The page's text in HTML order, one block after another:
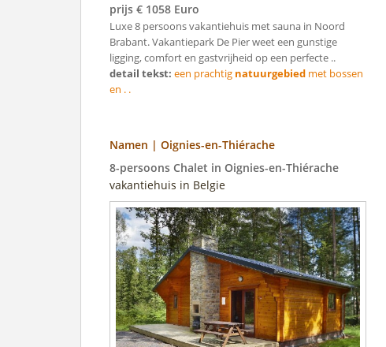
prijs € 1058 Euro
Luxe 8 persoons vakantiehuis met sauna in Noord
Brabant. Vakantiepark De Pier weet een gunstige
ligging, comfort en gastvrijheid op een perfecte ..
detail tekst: een prachtig natuurgebied met bossen
en . .
Namen | Oignies-en-Thiérache
8-persoons Chalet in Oignies-en-Thiérache
vakantiehuis in Belgie